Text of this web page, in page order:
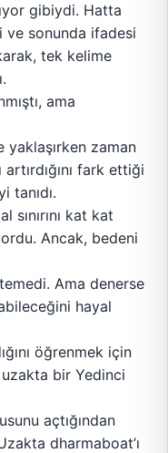
gibiydi. Hatta
ve sonunda ifadesi
tek kelime
ama
yaklaşırken zaman
fark ettiği
tanıdı.
kat kat
Ancak, bedeni
Ama denerse
hayal
öğrenmek için
uzakta bir Yedinci
açtığından
dharmaboat’ı